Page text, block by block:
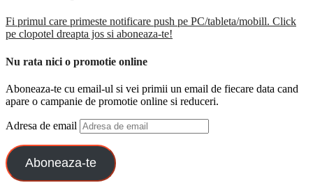
Fi primul care primeste notificare push pe PC/tableta/mobill. Click
pe clopotel dreapta jos si aboneaza-te!
Nu rata nici o promotie online
Aboneaza-te cu email-ul si vei primii un email de fiecare data cand
apare o campanie de promotie online si reduceri.
Adresa de email
Aboneaza-te